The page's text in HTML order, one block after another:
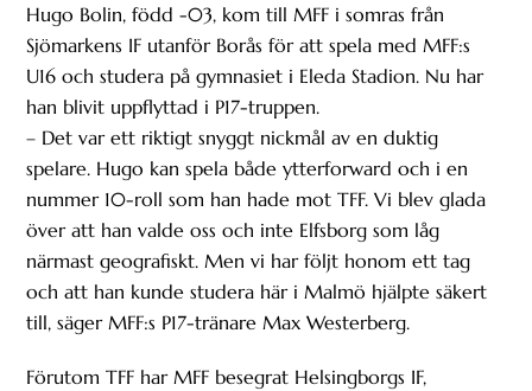
Hugo Bolin, född -03, kom till MFF i somras från
Sjömarkens IF utanför Borås för att spela med MFF:s
U16 och studera på gymnasiet i Eleda Stadion. Nu har
han blivit uppflyttad i P17-truppen.
– Det var ett riktigt snyggt nickmål av en duktig
spelare. Hugo kan spela både ytterforward och i en
nummer 10-roll som han hade mot TFF. Vi blev glada
över att han valde oss och inte Elfsborg som låg
närmast geografiskt. Men vi har följt honom ett tag
och att han kunde studera här i Malmö hjälpte säkert
till, säger MFF:s P17-tränare Max Westerberg.
Förutom TFF har MFF besegrat Helsingborgs IF,